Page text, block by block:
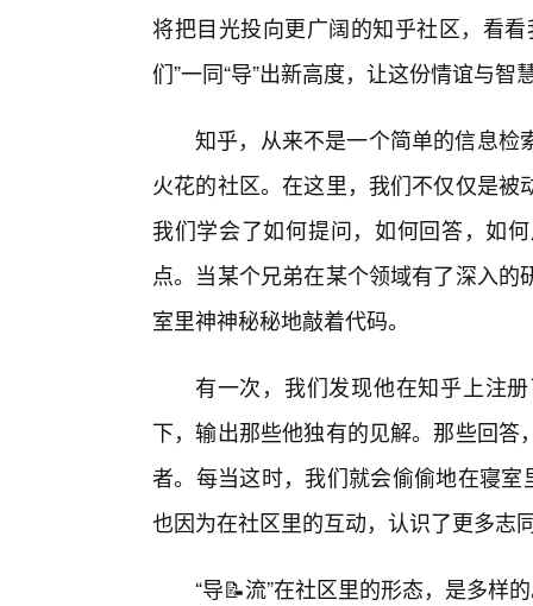
将把目光投向更广阔的知乎社区，看
们”一同“导”出新高度，让这份情谊与
知乎，从来不是一个简单的信息检
火花的社区。在这里，我们不仅仅是
我们学会了如何提问，如何回答，如
点。当某个兄弟在某个领域有了深入
室里神神秘秘地敲着代码。
有一次，我们发现他在知乎上注
下，输出那些他独有的见解。那些回
者。每当这时，我们就会偷偷地在寝
也因为在社区里的互动，认识了更多志
“导📝流”在社区里的形态，是多样